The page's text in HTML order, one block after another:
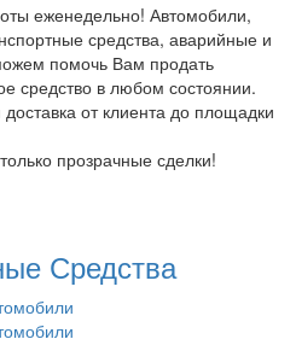
еженедельно! Автомобили,
средства, аварийные и
помочь Вам продать
средство в любом состоянии.
от клиента до площадки
прозрачные сделки!
Средства